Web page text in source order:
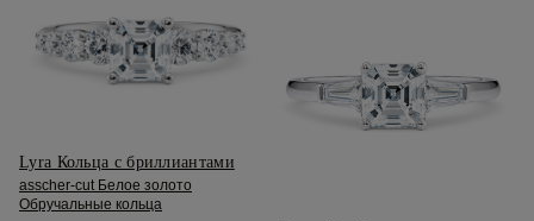
Lyra Кольца с бриллиантами
asscher-cut Белое золото
Обручальные кольца